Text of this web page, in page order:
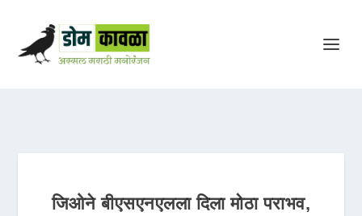
जिओने बीएसएनएलला दिला मोठा पराभव,